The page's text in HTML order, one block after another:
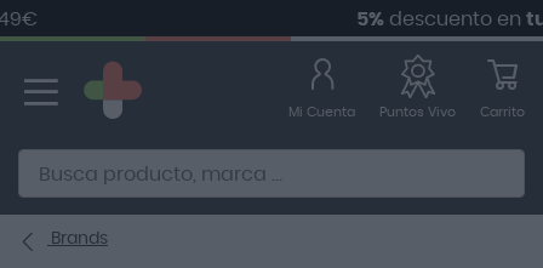
5%descuento entu
contenido
Alternative to Doofinder Ecommerce Search
Mi Cuenta Puntos Vivo Carrito
Brands